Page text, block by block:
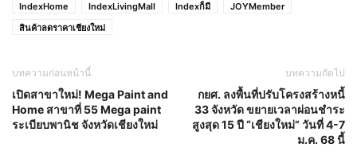
IndexHome
IndexLivingMall Indexก็มี
JOYMember
สินค้าลดราคาเชียงใหม่
บทความก่อนหน้านี้
เปิดสาขาใหม่! Mega Paint and
Home สาขาที่ 55 Mega paint
ระเบียบพานิช จังหวัดเชียงใหม่
บทความถัดไป
กยศ. ลงพื้นที่ปรับโครงสร้างหนี้
33 จังหวัด ขยายเวลาผ่อนชำระ
สูงสุด 15 ปี “เชียงใหม่” วันที่ 4-7
ม.ค. 68 นี้